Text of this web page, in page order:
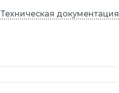
Техническая документация